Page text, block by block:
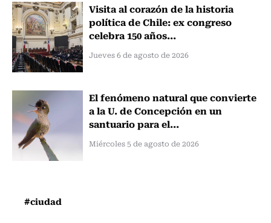
Visita al corazón de la historia
política de Chile: ex congreso
celebra 150 años...
Jueves 6 de agosto de 2026
El fenómeno natural que convierte
a la U. de Concepción en un
santuario para el...
Miércoles 5 de agosto de 2026
#ciudad